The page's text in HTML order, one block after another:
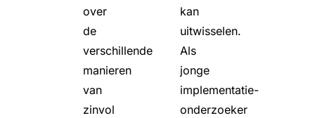
over
de
verschillende
manieren
van
zinvol
kan
uitwisselen.
Als
jonge
implementatie-
onderzoeker